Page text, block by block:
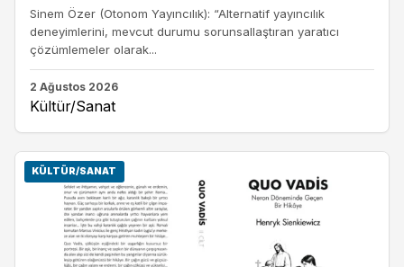
Sinem Özer (Otonom Yayıncılık): “Alternatif yayıncılık
deneyimlerini, mevcut durumu sorunsallaştıran yaratıcı
çözümlemeler olarak...
2 Ağustos 2026
Kültür/Sanat
KÜLTÜR/SANAT